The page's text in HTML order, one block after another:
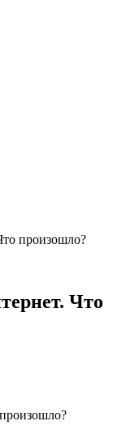
произошло?
Что